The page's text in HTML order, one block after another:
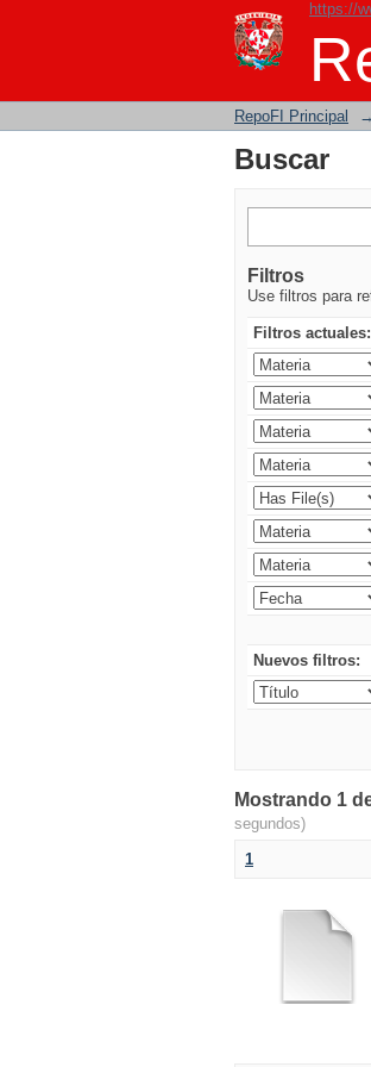
https://
Buscar
RepoFI Principal →
Buscar
Filtros
Use filtros para
Filtros actuales:
Nuevos filtros:
Mostrando 1
segundos)
1